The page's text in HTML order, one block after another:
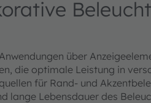
über
die optimale Leistung in
für Rand- und
lange Lebensdauer des